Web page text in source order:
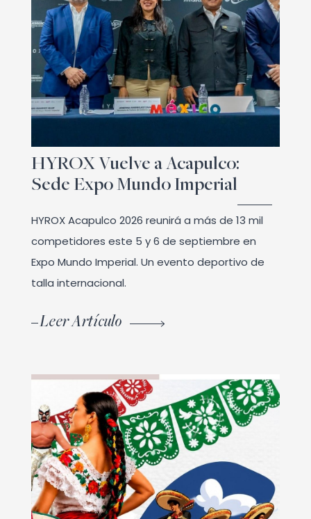
HYROX Vuelve a Acapulco:
Sede Expo Mundo Imperial
HYROX Acapulco 2026 reunirá a más de 13 mil
competidores este 5 y 6 de septiembre en
Expo Mundo Imperial. Un evento deportivo de
talla internacional.
Leer Artículo